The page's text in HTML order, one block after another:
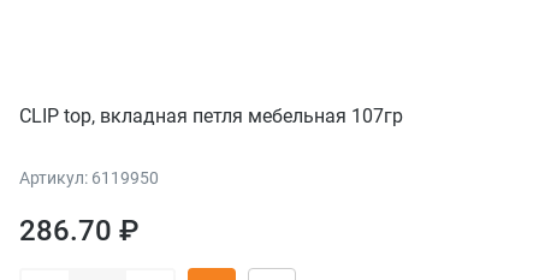
CLIP top, вкладная петля мебельная 107гр
Артикул: 6119950
286.70 ₽